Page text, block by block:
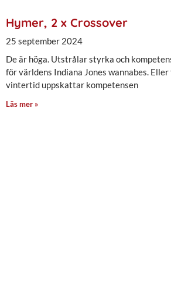
Hymer, 2 x Crossover
25 september 2024
De är höga. Utstrålar styrka och
för världens Indiana Jones wannabes.
vintertid uppskattar kompetensen
Läs mer »